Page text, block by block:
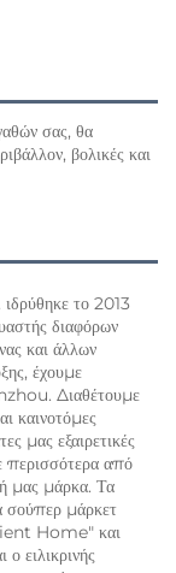
σας, θα
βολικές και
το 2013
διαφόρων
και άλλων
έχουμε
Διαθέτουμε
καινοτόμες
μας εξαιρετικές
περισσότερα από
μας μάρκα. Τα
σούπερ μάρκετ
Home" και
ειλικρινής